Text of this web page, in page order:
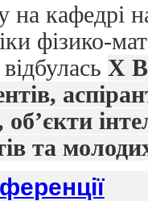
на кафедрі
фізико-
Х
та